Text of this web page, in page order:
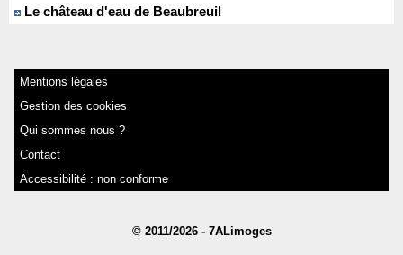
Le château d'eau de Beaubreuil
Mentions légales
Gestion des cookies
Qui sommes nous ?
Contact
Accessibilité : non conforme
© 2011/2026 - 7ALimoges